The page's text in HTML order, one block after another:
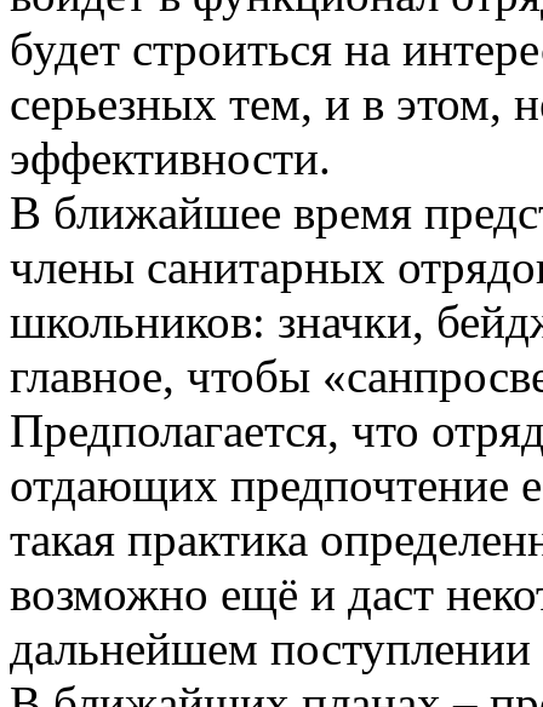
будет строиться на
серьезных тем, и в этом,
эффективности.
В ближайшее время
члены санитарных
школьников: значки,
главное, чтобы
Предполагается, что
отдающих предпочтение
такая практика
возможно ещё и даст
дальнейшем поступлении